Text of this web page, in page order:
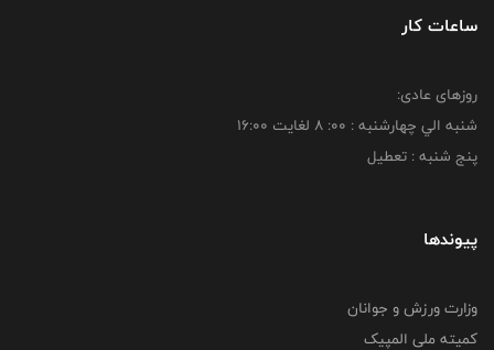
ساعات کار
روزهای عادی:
شنبه الي چهارشنبه : 00: 8 لغايت 16:00
پنج شنبه : تعطیل
پیوندها
وزارت ورزش و جوانان
کمیته ملی المپیک